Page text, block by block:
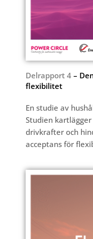
Delrapport 4 –
flexibilitet
En studie av
Studien
drivkrafter och
acceptans för